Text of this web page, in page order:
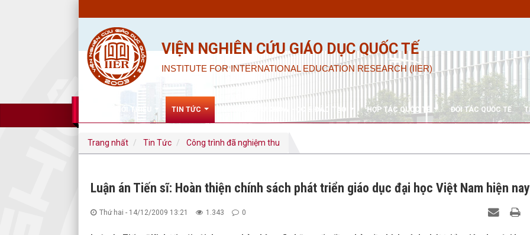
VIỆN NGHIÊN CỨU GIÁO DỤC QUỐC TẾ
INSTITUTE FOR INTERNATIONAL EDUCATION RESEARCH (IIER)
GIỚI THIỆU TIN TỨC NGHIÊN CỨU KHOA HỌC & ĐÀO TẠO HỢP TÁC QUỐC TẾ ĐỐI TÁC QUỐC TẾ
Trang nhất Tin Tức Công trình đã nghiệm thu
Luận án Tiến sĩ: Hoàn thiện chính sách phát triển giáo dục đại học Việt Nam hiện nay
Thứ hai - 14/12/2009 13:21 1.343 0